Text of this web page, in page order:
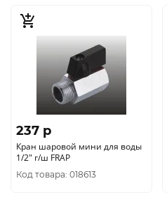
237 p
Кран шаровой мини для воды
1/2" г/ш FRAP
Код товара: 018613